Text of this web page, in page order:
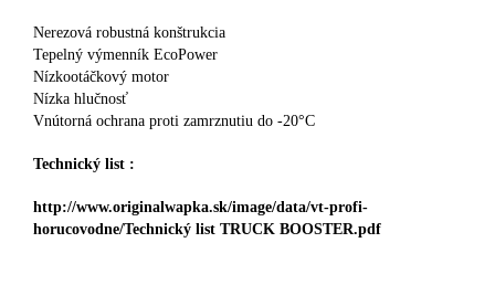
Nerezová robustná konštrukcia
Tepelný výmenník EcoPower
Nízkootáčkový motor
Nízka hlučnosť
Vnútorná ochrana proti zamrznutiu do -20°C
Technický list :
http://www.originalwapka.sk/image/data/vt-profi-
horucovodne/Technický list TRUCK BOOSTER.pdf